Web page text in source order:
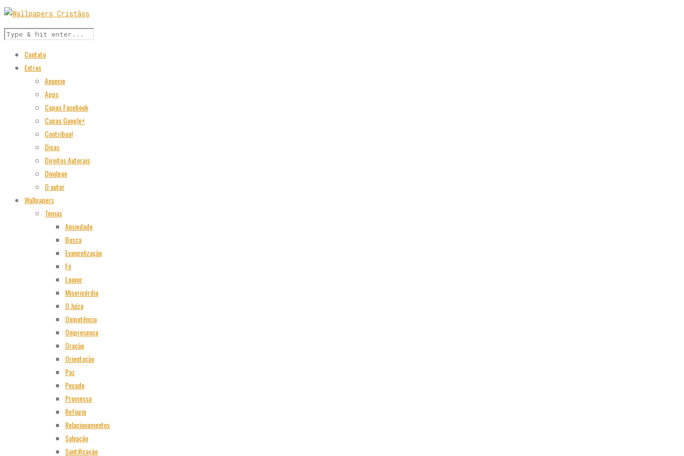
Contato
Extras
Anuncie
Apps
Capas Facebook
Capas Google+
Contribua!
Dicas
Direitos Autorais
Divulgue
O autor
Wallpapers
Temas
Ansiedade
Busca
Evangelização
Fé
Louvor
Misericórdia
O Juízo
Onipotência
Onipresença
Oração
Orientação
Paz
Pecado
Promessa
Refúgio
Relacionamentos
Salvação
Santificação